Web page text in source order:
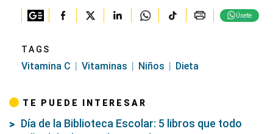
Únete
TAGS
Vitamina C Vitaminas Niños Dieta
TE PUEDE INTERESAR
Día de la Biblioteca Escolar: 5 libros que todo